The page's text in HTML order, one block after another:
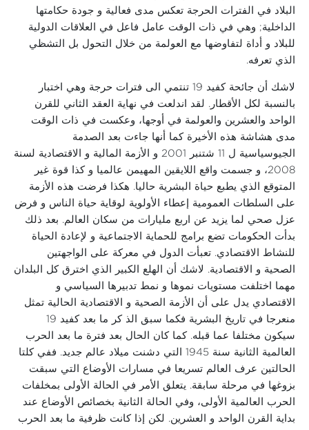
البلاد في الفترات الحرجة تعكس مدى فعالية و جودة حكامتها
الداخلية; وهي في ذات الوقت عامل فاعل في العلاقات الدولية
للبلاد و أداة لتفاوضها مع العولمة من خلال التحول بل التشظي
الذي تعرفه.
لاشك أن جائحة كفيد 19 تنتمي الى فترات حرجة وهي اختبار
بالنسبة لكل الأقطار. لقد اندلعت في نهاية العقد الثاني للقرن
الواحد والعشرين والعولمة في أوجها، وعكست في ذات الوقت
مدى هشاشة هذه الأخيرة كما أنها جاءت بعد الصدمة
الجيوسياسية ل 11 شتنبر 2001 و الأزمة المالية و الاقتصادية لسنة
2008، و جسمت واقع اللايقين المهيمن عالميا و كذا قوة غير
المتوقع الذي يطبع حياة البشرية حاليا. هكذا فرضت هذه الأزمة
على السلطات العمومية إعطاء الأولوية لوقاية حياة الناس و فرض
عزل صحي لما يزيد عن اربع مليارات من سكان العالم. بعد ذلك
بدأت الحكومات تضع برامج للحماية الاجتماعية و لإعادة الحياة
للنشاط الاقتصادي. تعبأت الدول في معركة على الواجهتين
الصحية و الاقتصادية. لاشك أن الهلع الكبير الذي اخترق كل البلدان
مهما اختلفت مستويات نموها و نمط تدبيرها السياسي و
الاقتصادي يدل على أن الأزمة الصحية و الاقتصادية الحالية تمثل
منعرجا في تاريخ البشرية فكما سبق الذ كر ما بعد كفيد 19
سيكون مختلفا عما قبله. كما كان الحال بعد فترة ما بعد الحرب
العالمية الثانية سنة 1945 التي دشنت ميلاد عالم جديد. ففي كلتا
الحالتين عرف العالم تسريعا في مسارات الأوضاع التي سبقت
بزوغها في مرحلة سابقة. يتعلق الأمر في الحالة الأولى بمخلفات
الحرب العالمية الأولى، وفي الحالة الثانية بخصائص الأوضاع عند
بداية القرن الواحد و العشرين. لكن إذا كانت ظرفية ما بعد الحرب